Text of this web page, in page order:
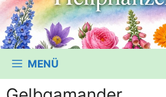
MENÜ